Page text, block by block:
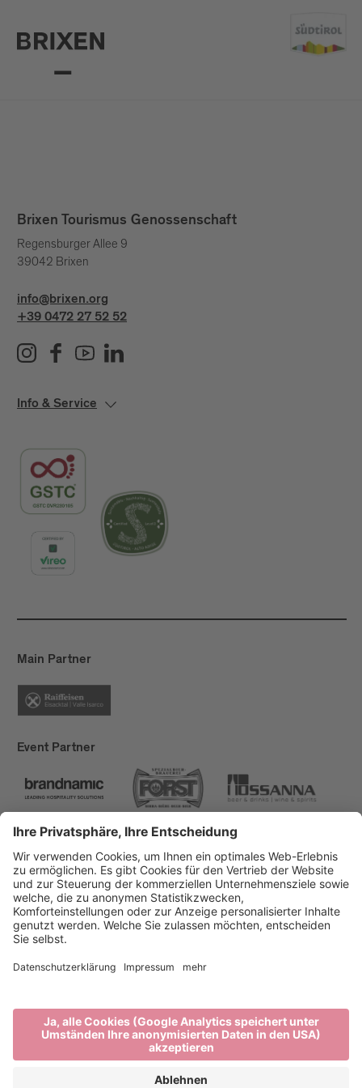
Brixen Tourismus Genossenschaft
Regensburger Allee 9
39042 Brixen
info@brixen.org
+39 0472 27 52 52
Info & Service
Main Partner
Event Partner
Brixen Tourismus
Privacy
Impressum
Förderungen
produced by